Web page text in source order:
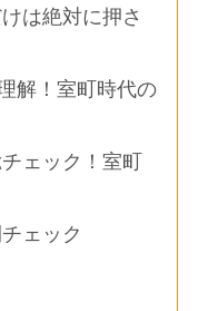
は絶対に押さ
解！室町時代の
ェック！室町
ェック